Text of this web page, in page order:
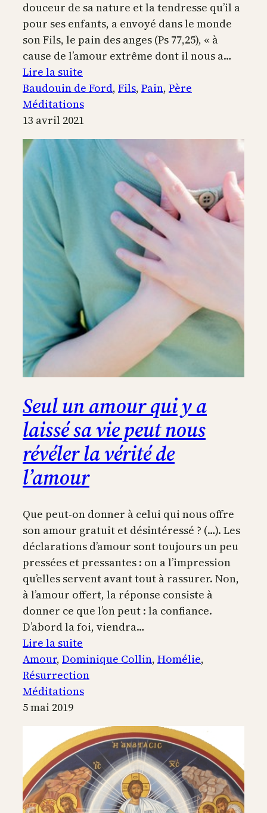
douceur de sa nature et la tendresse qu’il a
pour ses enfants, a envoyé dans le monde
son Fils, le pain des anges (Ps 77,25), « à
cause de l’amour extrême dont il nous a…
Lire la suite
C’est
mon
qui
vous
donne
descendu
Baudouin de Ford, Fils, Pain, Père
Méditations
13 avril 2021
Seul un amour qui y a
laissé sa vie peut nous
révéler la vérité de
l’amour
Que peut-on donner à celui qui nous offre
son amour gratuit et désintéressé ? (…). Les
déclarations d’amour sont toujours un peu
pressées et pressantes : on a l’impression
qu’elles servent avant tout à rassurer. Non,
à l’amour offert, la réponse consiste à
donner ce que l’on peut : la confiance.
D’abord la foi, viendra…
Lire la suite
Seul
un
amour
a
laissé
sa
vie
peut
Amour, Dominique Collin, Homélie
Résurrection
Méditations
5 mai 2019